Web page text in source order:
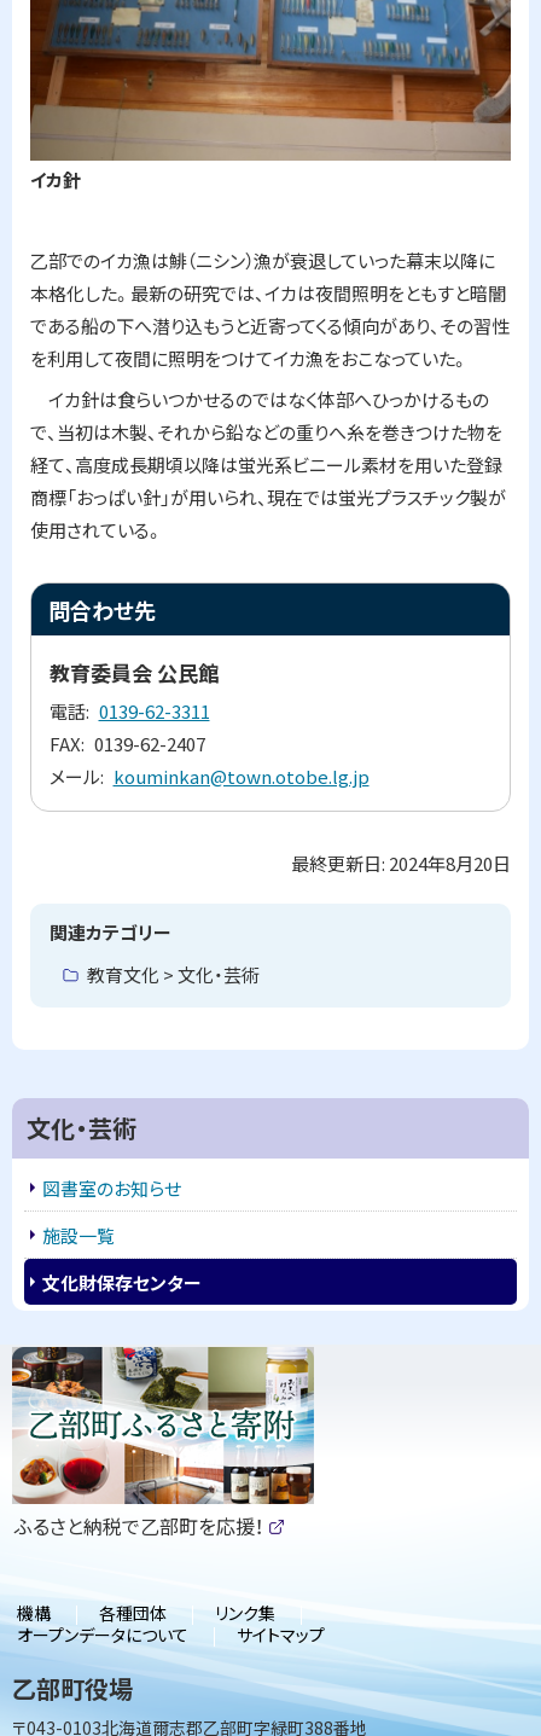
イカ針
乙部でのイカ漁は鯡（ニシン）漁が衰退していった幕末以降に
本格化した。最新の研究では、イカは夜間照明をともすと暗闇
である船の下へ潜り込もうと近寄ってくる傾向があり、その習性
を利用して夜間に照明をつけてイカ漁をおこなっていた。
イカ針は食らいつかせるのではなく体部へひっかけるもの
で、当初は木製、それから鉛などの重りへ糸を巻きつけた物を
経て、高度成長期頃以降は蛍光系ビニール素材を用いた登録
商標「おっぱい針」が用いられ、現在では蛍光プラスチック製が
使用されている。
ト
ッ
問合わせ先
教育委員会 公民館
電話 0139-62-3311
FAX 0139-62-2407
メール
kouminkan@town.otobe.lg.jp
最終更新日: 2024年8月20日
関連カテゴリー
教育文化 > 文化・芸術
文化・芸術
図書室のお知らせ
施設一覧
文化財保存センター
サ
イ
ド
・
メ
ニ
ュ
ー
ピ
ッ
ク
ア
ッ
プ
ふるさと納税で乙部町を応援！ （
新
ィ
ン
ド
で
開
き
サ
イ
ト
乙部町役場
〒043-0103北海道爾志郡乙部町字緑町388番地
機構 各種団体
リンク集
オープンデータについて
サイトマップ